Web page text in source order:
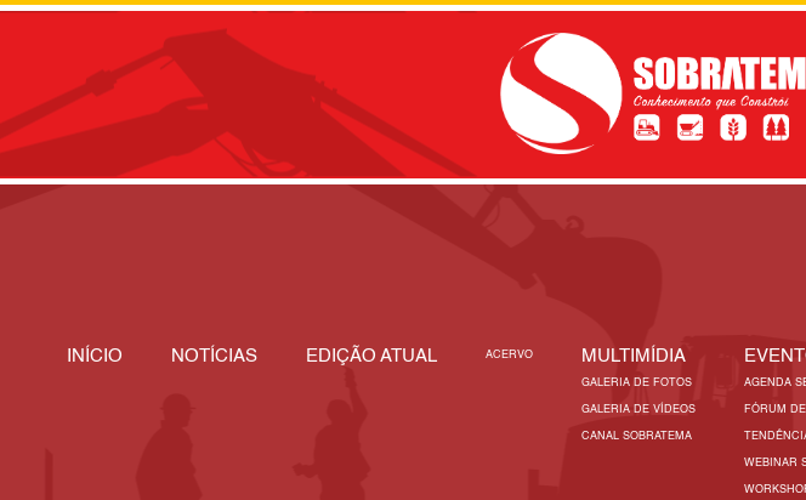
INÍCIO NOTÍCIAS EDIÇÃO ATUAL ACERVO MULTIMÍDIA
GALERIA DE FOTOS
GALERIA DE VÍDEOS
CANAL SOBRATEMA
AGENDA
FÓRUM
WEBINAR